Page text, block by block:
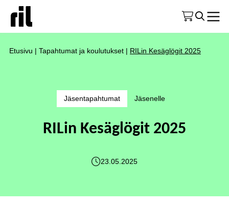
Etusivu | Tapahtumat ja koulutukset | RILin Kesäglögit 2025
Jäsentapahtumat Jäsenelle
RILin Kesäglögit 2025
23.05.2025